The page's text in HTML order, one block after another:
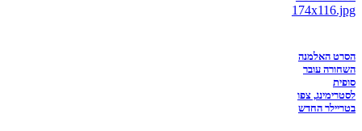
הסרט האלמנה
השחורה עובר
סופית
לסטרימינג, צפו
בטריילר החדש